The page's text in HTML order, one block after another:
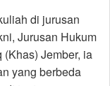
di jurusan
Jurusan Hukum
Jember, ia
yang berbeda